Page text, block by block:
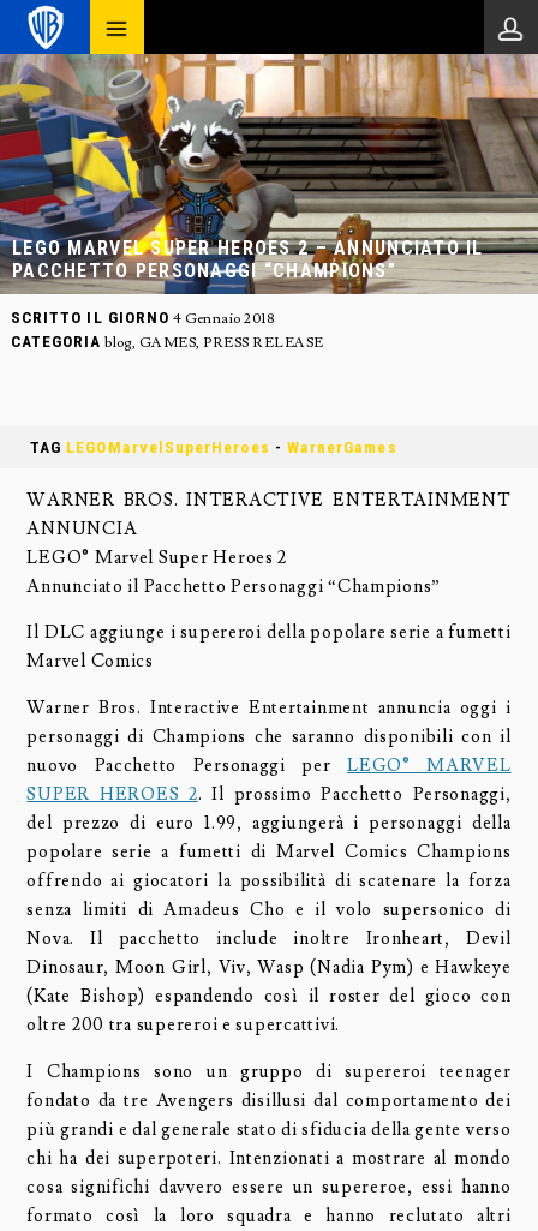
LEGO MARVEL SUPER HEROES 2 – ANNUNCIATO IL
PACCHETTO PERSONAGGI “CHAMPIONS”
SCRITTO IL GIORNO 4 Gennaio 2018
CATEGORIA blog, GAMES, PRESS RELEASE
TAG LEGOMarvelSuperHeroes - WarnerGames
WARNER BROS. INTERACTIVE ENTERTAINMENT
ANNUNCIA
LEGO® Marvel Super Heroes 2
Annunciato il Pacchetto Personaggi “Champions”
Il DLC aggiunge i supereroi della popolare serie a fumetti
Marvel Comics
Warner Bros. Interactive Entertainment annuncia oggi i
personaggi di Champions che saranno disponibili con il
nuovo Pacchetto Personaggi perLEGO® MARVEL
SUPER HEROES 2. Il prossimo Pacchetto Personaggi,
del prezzo di euro 1.99, aggiungerà i personaggi della
popolare serie a fumetti di Marvel Comics Champions
offrendo ai giocatori la possibilità di scatenare la forza
senza limiti di Amadeus Cho e il volo supersonico di
Nova. Il pacchetto include inoltre Ironheart, Devil
Dinosaur, Moon Girl, Viv, Wasp (Nadia Pym) e Hawkeye
(Kate Bishop) espandendo così il roster del gioco con
oltre 200 tra supereroi e supercattivi.
I Champions sono un gruppo di supereroi teenager
fondato da tre Avengers disillusi dal comportamento dei
più grandi e dal generale stato di sfiducia della gente verso
chi ha dei superpoteri. Intenzionati a mostrare al mondo
cosa significhi davvero essere un supereroe, essi hanno
formato così la loro squadra e hanno reclutato altri